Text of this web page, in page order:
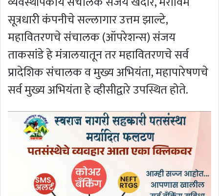
सूत्रधारी कंपनीचे सल्लागार उत्तम झाल्टे,
महावितरणचे संचालक (ऑपरेशन्स) संजय
ताकसांडे हे मंत्रालयातून तर महावितरणचे सर्व
प्रादेशिक संचालक व मुख्य अभियंता, महापारेषणचे
सर्व मुख्य अभियंता हे व्हीसीद्वारे उपस्थित होते.